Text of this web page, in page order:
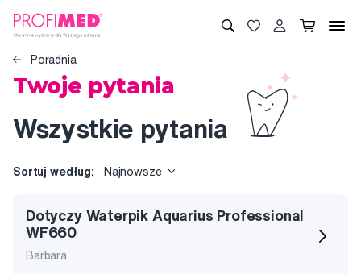
Poradnia
Twoje pytania
Wszystkie pytania
Sortuj według: Najnowsze
Dotyczy Waterpik Aquarius Professional
WF660
Barbara